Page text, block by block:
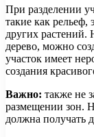
При разделении
такие как рельеф,
других растений.
дерево, можно
участок имеет
создания
Важно: также не
размещении зон.
должна получать